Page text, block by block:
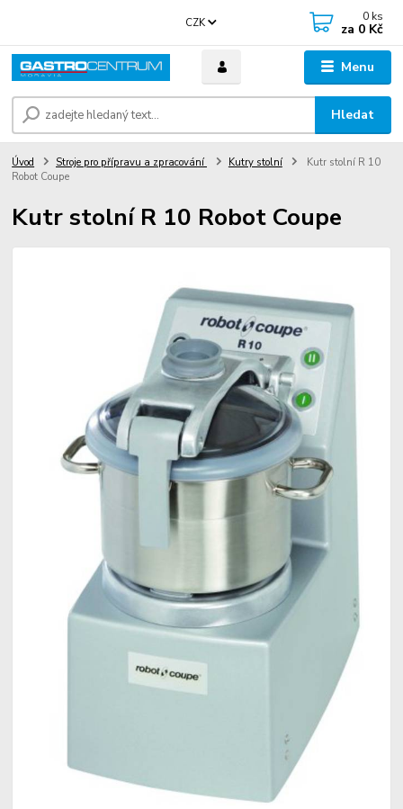
Menu
CZK
Hledat
0 ks
za 0 Kč
Úvod Stroje pro přípravu a zpracování Kutry stolní
Kutr stolní R 10
Robot Coupe
Kutr stolní R 10 Robot Coupe